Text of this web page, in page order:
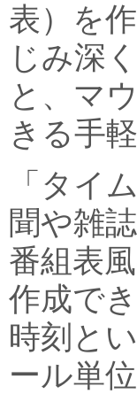
表）を
じみ深
と、マ
きる手
「タイ
聞や雑
番組表
作成で
時刻と
ール単